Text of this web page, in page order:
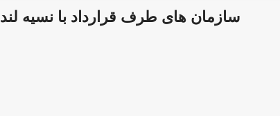
سازمان های طرف قرارداد با نسیه لند